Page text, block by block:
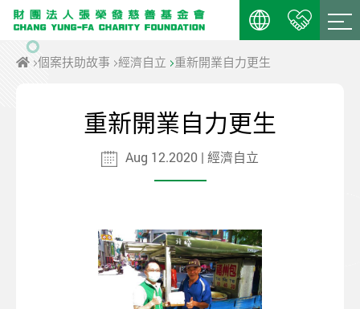
個案扶助故事 經濟自立 重新開業自力更生
重新開業自力更生
Aug 12.2020 | 經濟自立